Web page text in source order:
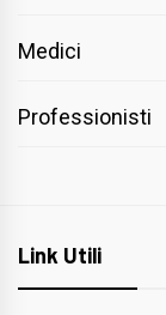
Medici
Professionisti
Link Utili